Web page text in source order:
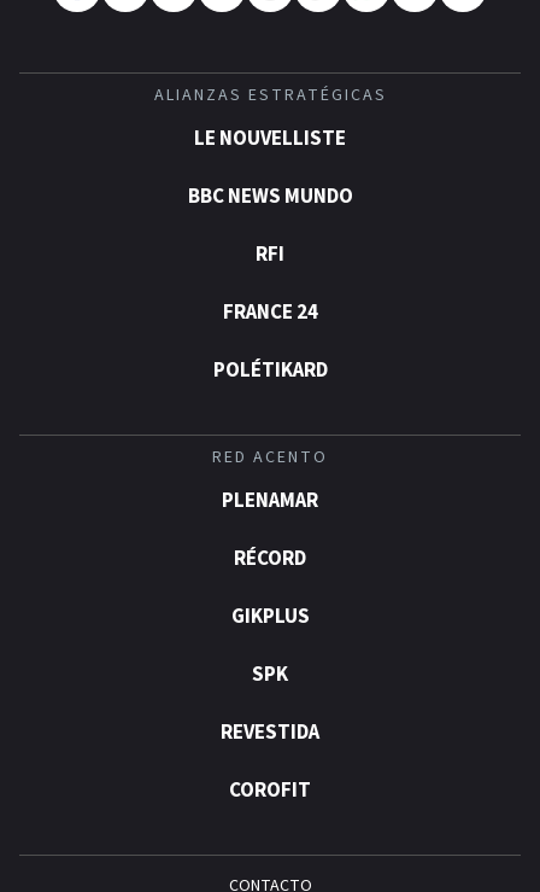
ALIANZAS ESTRATÉGICAS
LE NOUVELLISTE
BBC NEWS MUNDO
RFI
FRANCE 24
POLÉTIKARD
RED ACENTO
PLENAMAR
RÉCORD
GIKPLUS
SPK
REVESTIDA
COROFIT
CONTACTO